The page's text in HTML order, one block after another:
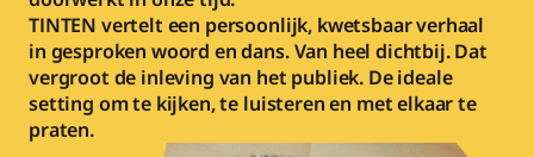
TINTEN vertelt een persoonlijk, kwetsbaar verhaal
in gesproken woord en dans. Van heel dichtbij. Dat
vergroot de inleving van het publiek. De ideale
setting om te kijken, te luisteren en met elkaar te
praten.